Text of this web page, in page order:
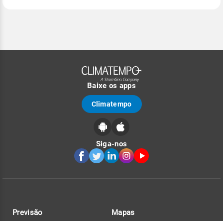
Baixe os apps
Climatempo
Siga-nos
Previsão Mapas